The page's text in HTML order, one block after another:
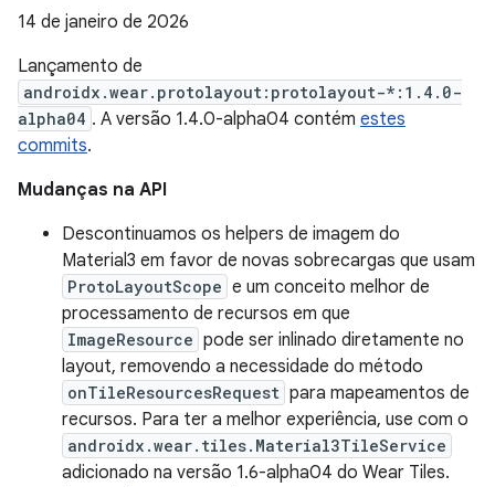
14 de janeiro de 2026
Lançamento de
androidx.wear.protolayout:protolayout-*:1.4.0-
alpha04 . A versão 1.4.0-alpha04 contém estes
commits.
Mudanças na API
Descontinuamos os helpers de imagem do
Material3 em favor de novas sobrecargas que usam
ProtoLayoutScope e um conceito melhor de
processamento de recursos em que
ImageResource pode ser inlinado diretamente no
layout, removendo a necessidade do método
onTileResourcesRequest para mapeamentos de
recursos. Para ter a melhor experiência, use com o
androidx.wear.tiles.Material3TileService
adicionado na versão 1.6-alpha04 do Wear Tiles.